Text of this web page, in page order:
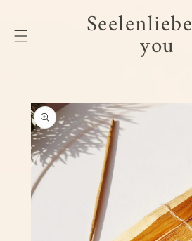
ZUM INHALT
you
SPRINGEN